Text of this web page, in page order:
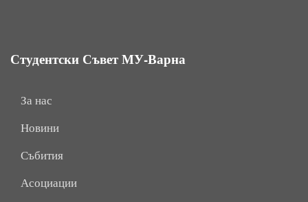
Студентски Съвет МУ-Варна
За нас
Новини
Събития
Асоциации